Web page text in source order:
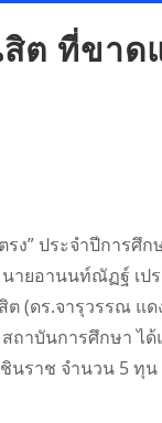
สิต ที่ขา
” ประจำปีการศึก
นายอานนท์ณัฏฐ์ เ
(ดร.จารุวรรณ แด
าบันการศึกษา ไ
ราช จำนวน 5 ทุน